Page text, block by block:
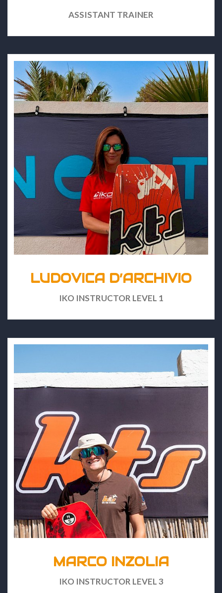
ASSISTANT TRAINER
LUDOVICA D’ARCHIVIO
IKO INSTRUCTOR LEVEL 1
MARCO INZOLIA
IKO INSTRUCTOR LEVEL 3